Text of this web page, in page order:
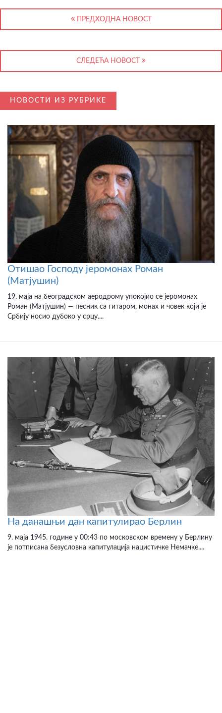
ПРЕДХОДНА НОВОСТ
СЛЕДЕЋА НОВОСТ
НОВОСТИ ИЗ РУБРИКЕ
Отишао Господу јеромонах Роман
(Матјушин)
19. маја на београдском аеродрому упокојио се јеромонах
Роман (Матјушин) — песник са гитаром, монах и човек који је
Србију носио дубоко у срцу....
На данашњи дан капитулирао Берлин
9. маја 1945. године у 00:43 по московском времену у Берлину
је потписана безусловна капитулација нацистичке Немачке....